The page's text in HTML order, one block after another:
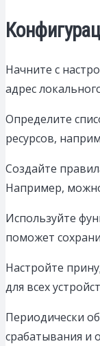
Начните с
адрес
Определите
ресурсов,
Создайте
Например,
Используйте
поможет
Настройте
для всех
Периодически
срабатывания и